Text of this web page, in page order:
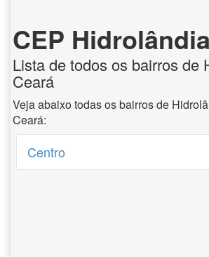
CEP
Lista de todos os bairros de
Ceará
Veja abaixo todas os bairros de
Ceará:
Centro